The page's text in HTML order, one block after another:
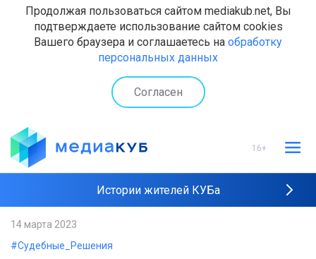
Продолжая пользоваться сайтом mediakub.net, Вы
подтверждаете использование сайтом cookies
Вашего браузера и соглашаетесь на обработку
персональных данных
Согласен
16+
Истории жителей КУБа
14 марта 2023
#Судебные_Решения